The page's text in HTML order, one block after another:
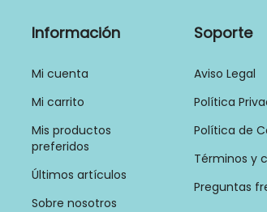
Información
Mi cuenta
Mi carrito
Mis productos
preferidos
Últimos artículos
Sobre nosotros
Soporte
Aviso Legal
Política
Política de
Términos y
Preguntas